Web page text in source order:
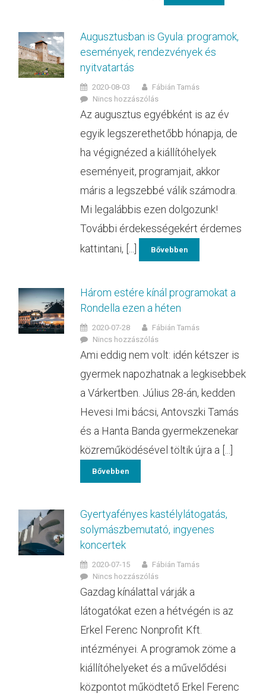
Augusztusban is Gyula: programok,
események, rendezvények és
nyitvatartás
2020-08-03
Fábián Tamás
Nincs hozzászólás
Az augusztus egyébként is az év
egyik legszerethetőbb hónapja, de
ha végignézed a kiállítóhelyek
eseményeit, programjait, akkor
máris a legszebbé válik számodra.
Mi legalábbis ezen dolgozunk!
További érdekességekért érdemes
kattintani, [...]
Bővebben
Három estére kínál programokat a
Rondella ezen a héten
2020-07-28
Fábián Tamás
Nincs hozzászólás
Ami eddig nem volt: idén kétszer is
gyermek napozhatnak a legkisebbek
a Várkertben. Július 28-án, kedden
Hevesi Imi bácsi, Antovszki Tamás
és a Hanta Banda gyermekzenekar
közreműködésével töltik újra a [...]
Bővebben
Gyertyafényes kastélylátogatás,
solymászbemutató, ingyenes
koncertek
2020-07-15
Fábián Tamás
Nincs hozzászólás
Gazdag kínálattal várják a
látogatókat ezen a hétvégén is az
Erkel Ferenc Nonprofit Kft.
intézményei. A programok zöme a
kiállítóhelyeket és a művelődési
központot működtető Erkel Ferenc